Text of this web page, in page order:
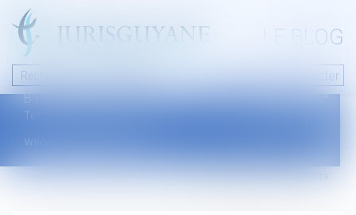
LE BLOG
Nous contacter
46 avenue de la liberté
B.P.315 - 97327 Cayenne Cedex
Tel : +594 594 29 45 35
www.jurisguyane.com
Mentions légales